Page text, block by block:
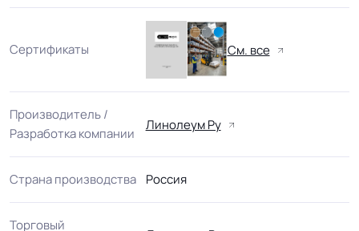
Сертификаты См. все
Производитель /
Разработка компании
Линолеум Ру
Страна производства Россия
Торговый